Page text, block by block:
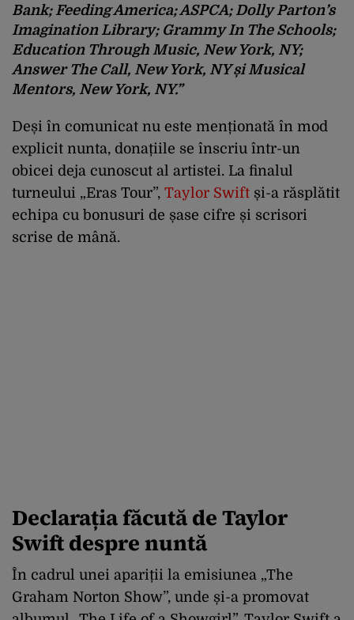
Bank; Feeding America; ASPCA; Dolly Parton’s
Imagination Library; Grammy In The Schools;
Education Through Music, New York, NY;
Answer The Call, New York, NY și Musical
Mentors, New York, NY.”
Deși în comunicat nu este menționată în mod
explicit nunta, donațiile se înscriu într-un
obicei deja cunoscut al artistei. La finalul
turneului „Eras Tour”, Taylor Swift și-a răsplătit
echipa cu bonusuri de șase cifre și scrisori
scrise de mână.
Declarația făcută de Taylor
Swift despre nuntă
În cadrul unei apariții la emisiunea „The
Graham Norton Show”, unde și-a promovat